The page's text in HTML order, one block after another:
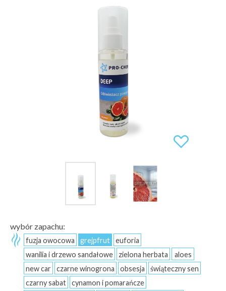
wybór zapachu:
fuzja owocowa grejpfrut
euforia
wanilia i drzewo sandałowe
zielona herbata
aloes
new car
czarne winogrona obsesja
świąteczny sen
czarny sabat
cynamon i pomarańcze